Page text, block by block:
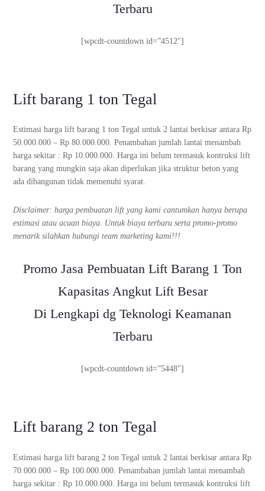
Terbaru
[wpcdt-countdown id=”4512″]
Lift barang 1 ton Tegal
Estimasi harga lift barang 1 ton Tegal untuk 2 lantai berkisar antara Rp
50.000.000 – Rp 80.000.000. Penambahan jumlah lantai menambah
harga sekitar : Rp 10.000.000. Harga ini belum termasuk kontruksi lift
barang yang mungkin saja akan diperlukan jika struktur beton yang
ada dibangunan tidak memenuhi syarat.
Disclaimer: harga pembuatan lift yang kami cantumkan hanya berupa
estimasi atau acuan biaya. Untuk biaya terbaru serta promo-promo
menarik silahkan hubungi team marketing kami!!!
Promo Jasa Pembuatan Lift Barang 1 Ton
Kapasitas Angkut Lift Besar
Di Lengkapi dg Teknologi Keamanan
Terbaru
[wpcdt-countdown id=”5448″]
Lift barang 2 ton Tegal
Estimasi harga lift barang 2 ton Tegal untuk 2 lantai berkisar antara Rp
70.000.000 – Rp 100.000.000. Penambahan jumlah lantai menambah
harga sekitar : Rp 10.000.000. Harga ini belum termasuk kontruksi lift